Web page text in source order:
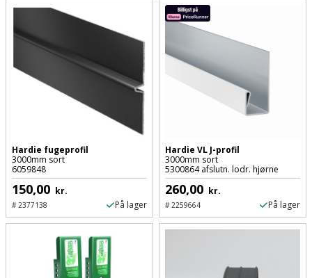
Varmepistol
Vinkelsliber
Vinkelslibertilbehør
Hardie fugeprofil
3000mm sort
6059848
150,00 kr.
#2377138 På lager
Hardie VL J-profil
3000mm sort
5300864 afslutn. lodr. hjørne
260,00 kr.
#2259664 På lager